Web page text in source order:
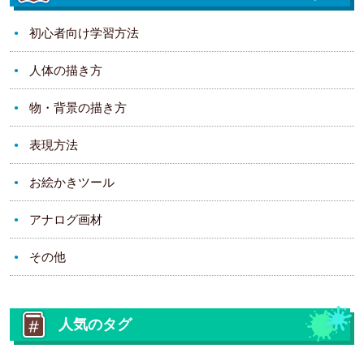
初心者向け学習方法
人体の描き方
物・背景の描き方
表現方法
お絵かきツール
アナログ画材
その他
人気のタグ